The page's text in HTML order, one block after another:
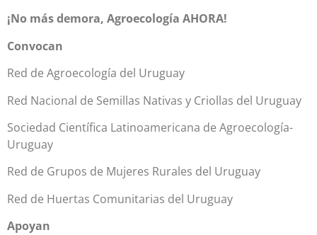
¡No más demora, Agroecología AHORA!
Convocan
Red de Agroecología del Uruguay
Red Nacional de Semillas Nativas y Criollas del Uruguay
Sociedad Científica Latinoamericana de Agroecología-
Uruguay
Red de Grupos de Mujeres Rurales del Uruguay
Red de Huertas Comunitarias del Uruguay
Apoyan